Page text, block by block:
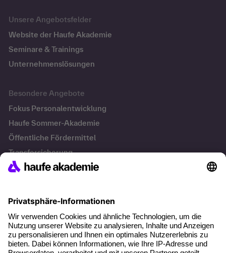
Unsere Angebotsfelder
Website der Haufe Akademie
Seminare & Trainings
Unternehmenslösungen
Besondere Angebote
Fokus Personalentwicklung
Haufe Sommer-Akademie
Öffentliche Fördermittel
Transfersicherung
Führung im KI-Zeitalter: Wie Human-AI-Leadership Teams
stark macht
Operatives Personalmanagement: Aufgaben, Prozesse
und Grundlagen im Überblick